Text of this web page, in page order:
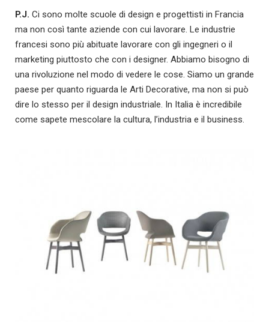
P.J. Ci sono molte scuole di design e progettisti in Francia
ma non così tante aziende con cui lavorare. Le industrie
francesi sono più abituate lavorare con gli ingegneri o il
marketing piuttosto che con i designer. Abbiamo bisogno di
una rivoluzione nel modo di vedere le cose. Siamo un grande
paese per quanto riguarda le Arti Decorative, ma non si può
dire lo stesso per il design industriale. In Italia è incredibile
come sapete mescolare la cultura, l’industria e il business.